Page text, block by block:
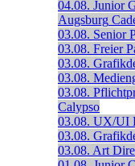
04.08. Junior
Augsburg
03.08. Senior
03.08. Freier
03.08.
03.08.
03.08.
Calypso
03.08. UX/UI
03.08.
03.08. Art